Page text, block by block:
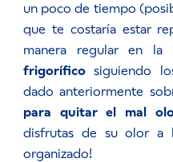
un poco de tiempo
que te costaría estar
manera regular en la
frigoríficosiguiendo
dado anteriormente
para quitar el mal
disfrutas de su olor
organizado!